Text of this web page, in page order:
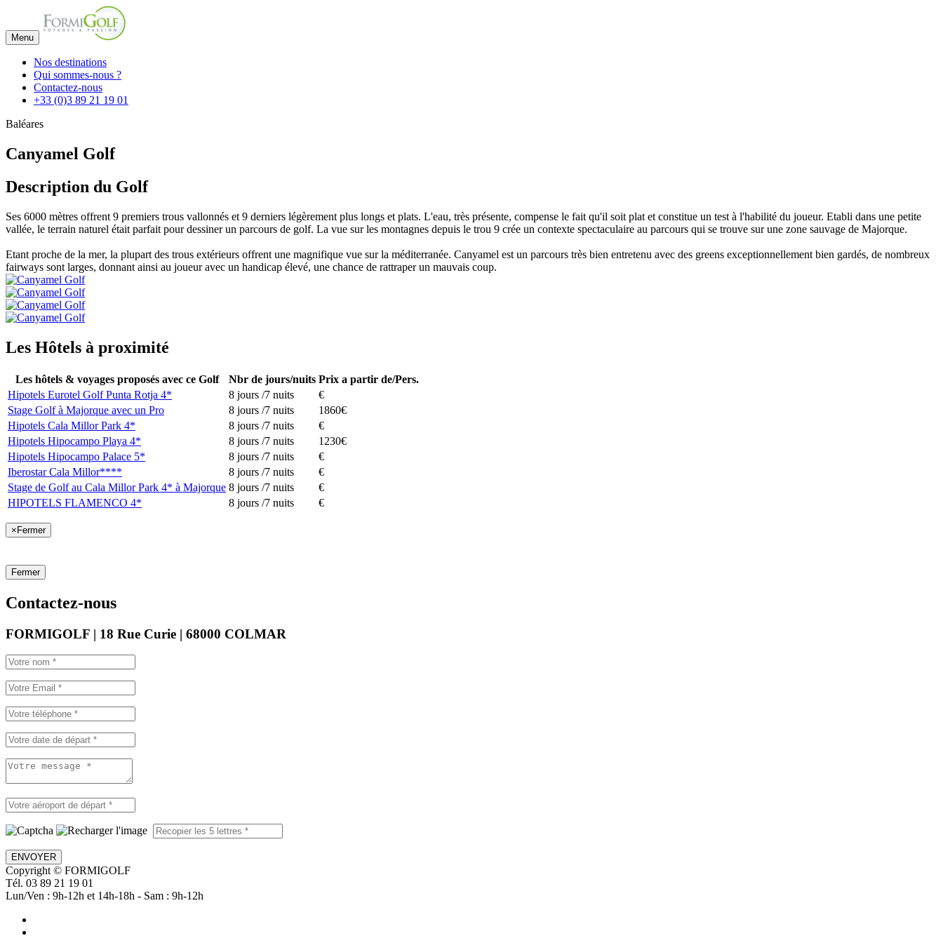
Menu
Nos destinations
Qui sommes-nous ?
Contactez-nous
+33 (0)3 89 21 19 01
Baléares
Canyamel Golf
Description du Golf
Ses 6000 mètres offrent 9 premiers trous vallonnés et 9 derniers légèrement plus longs et plats. L'eau, très présente, compense le fait qu'il soit plat et constitue un test à l'habilité du joueur. Etabli dans une petite
vallée, le terrain naturel était parfait pour dessiner un parcours de golf. La vue sur les montagnes depuis le trou 9 crée un contexte spectaculaire au parcours qui se trouve sur une zone sauvage de Majorque.
Etant proche de la mer, la plupart des trous extérieurs offrent une magnifique vue sur la méditerranée. Canyamel est un parcours très bien entretenu avec des greens exceptionnellement bien gardés, de nombreux
fairways sont larges, donnant ainsi au joueur avec un handicap élevé, une chance de rattraper un mauvais coup.
Les Hôtels à proximité
Les hôtels & voyages proposés avec ce Golf Nbr de jours/nuits Prix a partir de/Pers.
Hipotels Eurotel Golf Punta Rotja 4*
8 jours /7 nuits
€
Stage Golf à Majorque avec un Pro
8 jours /7 nuits
1860€
Hipotels Cala Millor Park 4*
8 jours /7 nuits
€
Hipotels Hipocampo Playa 4*
8 jours /7 nuits
1230€
Hipotels Hipocampo Palace 5*
8 jours /7 nuits
€
Iberostar Cala Millor****
8 jours /7 nuits
€
Stage de Golf au Cala Millor Park 4* à Majorque 8 jours /7 nuits
€
HIPOTELS FLAMENCO 4*
8 jours /7 nuits €
×Fermer
Fermer
Contactez-nous
FORMIGOLF | 18 Rue Curie | 68000 COLMAR
ENVOYER
Copyright © FORMIGOLF
Tél. 03 89 21 19 01
Lun/Ven : 9h-12h et 14h-18h - Sam : 9h-12h